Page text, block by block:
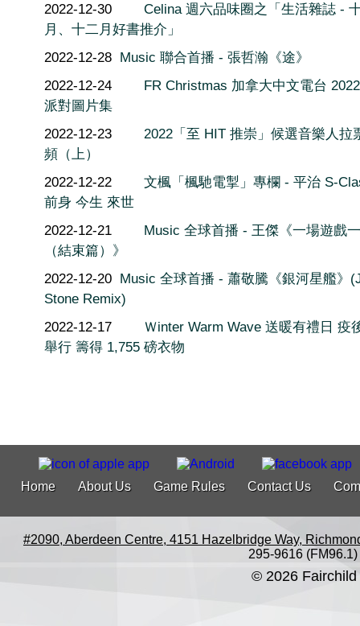
2022-12-30
Celina 週六品味圈之「生活雜誌 -
月、十二月好書推介」
2022-12-28 Music 聯合首播 - 張哲瀚《途》
2022-12-24
FR Christmas 加拿大中文電台
派對圖片集
2022-12-23
2022「至 HIT 推崇」候選音樂人拉
頻（上）
2022-12-22
文楓「楓馳電掣」專欄 - 平治 S-
前身 今生 來世
2022-12-21
Music 全球首播 - 王傑《一場遊戲
（結束篇）》
2022-12-20 Music 全球首播 - 蕭敬騰《銀河星艦》
Stone Remix)
2022-12-17
Ｗinter Warm Wave 送暖有禮日 疫
舉行 籌得 1,755 磅衣物
Home About Us Game Rules Contact Us
#2090, Aberdeen Centre, 4151 Hazelbridge Way,
295-9616 (FM96.1)
© 2026 Fairchild